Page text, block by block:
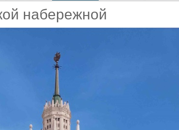
набережной